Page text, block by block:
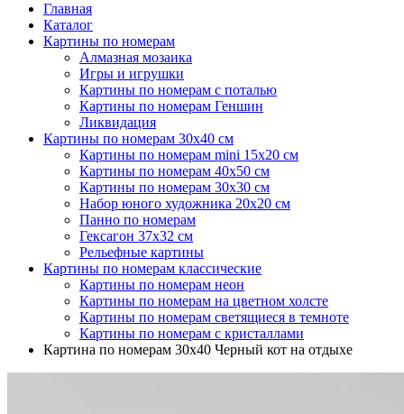
Главная
Каталог
Картины по номерам
Алмазная мозаика
Игры и игрушки
Картины по номерам с поталью
Картины по номерам Геншин
Ликвидация
Картины по номерам 30х40 см
Картины по номерам mini 15х20 см
Картины по номерам 40х50 см
Картины по номерам 30x30 см
Набор юного художника 20х20 см
Панно по номерам
Гексагон 37х32 см
Рельефные картины
Картины по номерам классические
Картины по номерам неон
Картины по номерам на цветном холсте
Картины по номерам светящиеся в темноте
Картины по номерам с кристаллами
Картина по номерам 30х40 Черный кот на отдыхе